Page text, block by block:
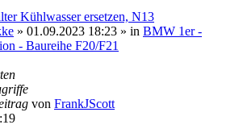
Kühlwasser ersetzen, N13
» 01.09.2023 18:23 » in BMW 1er -
- Baureihe F20/F21
von FrankJScott